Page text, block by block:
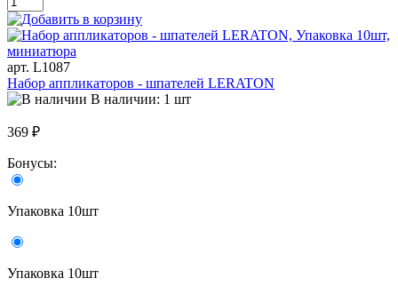
арт. L1087
Набор аппликаторов - шпателей LERATON
В наличии: 1 шт
369 ₽
Бонусы:
Упаковка 10шт
Упаковка 10шт